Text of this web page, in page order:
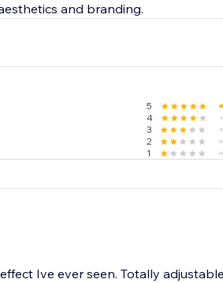
and branding.
5
4
3
2
1
Ive ever seen. Totally